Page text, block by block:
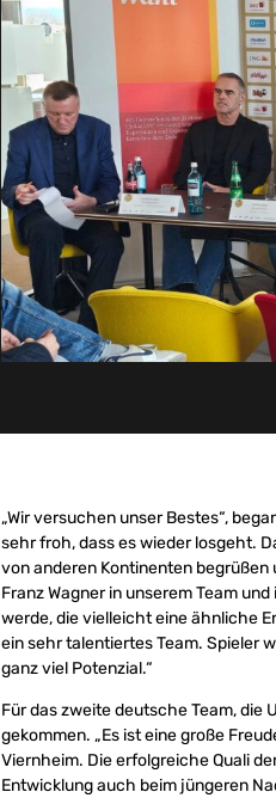
„Wir versuchen unser Bestes“,
sehr froh, dass es wieder losgeht.
von anderen Kontinenten begrüßen
Franz Wagner in unserem Team
werde, die vielleicht eine ähnliche
ein sehr talentiertes Team. Spieler
ganz viel Potenzial.“
Für das zweite deutsche Team, die
gekommen. „Es ist eine große
Viernheim. Die erfolgreiche Quali
Entwicklung auch beim jüngeren